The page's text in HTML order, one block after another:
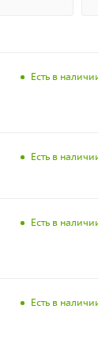
Есть в
Есть в
Есть в
Есть в